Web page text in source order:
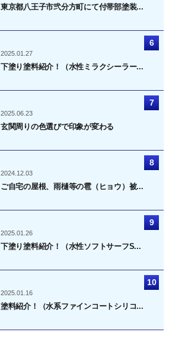
東京都八王子市弐分方町にて付帯部塗装...
2025.01.27
下塗り塗料紹介！（水性ミラクシーラー...
2025.06.23
玄関周りの色選びで印象が変わる
2024.12.03
ご自宅の屋根、雨樋等の雹（ヒョウ）被...
2025.01.26
下塗り塗料紹介！（水性ソフトサーフS...
2025.01.16
塗料紹介！（水系ファインコートシリコ...